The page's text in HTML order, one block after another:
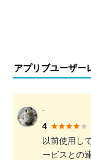
アプリブユーザー
-
4
以前使用し
ービスとの